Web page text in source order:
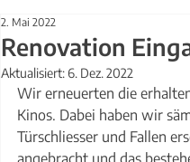
Renovation
2. Mai 2022
Aktualisiert: 6. Dez. 2022
Wir erneuerten die
Kinos. Dabei haben wir
Türschliesser und Fallen
angebracht und das